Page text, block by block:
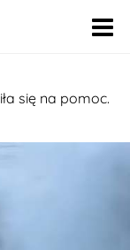
się na pomoc.